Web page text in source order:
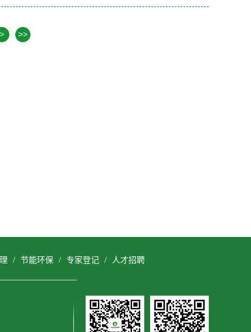
> >>
/ 节能环保 / 专家登记 / 人才招聘